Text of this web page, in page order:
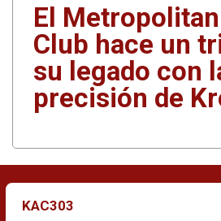
El
Club hace un
su legado con
precisión de
KAC303